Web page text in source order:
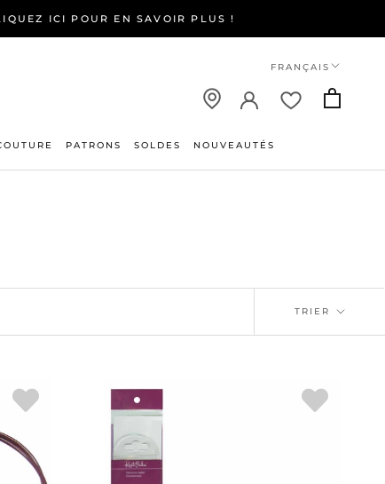
ICI POUR EN SAVOIR PLUS !
Langue
FRANÇAIS
PATRONS SOLDES
NOUVEAUTÉS
TRIER